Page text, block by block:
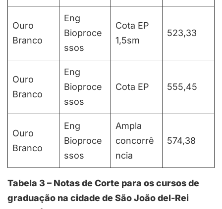
Ouro
Branco
Eng
Bioproce
ssos
Cota EP
1,5sm
523,33
Ouro
Branco
Eng
Bioproce
ssos
Cota EP 555,45
Ouro
Branco
Eng
Bioproce
ssos
Ampla
concorrê
ncia
574,38
Tabela 3 – Notas de Corte para os cursos de
graduação na cidade de São João del-Rei